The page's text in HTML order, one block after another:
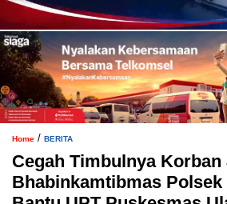
Home / BERITA
Cegah Timbulnya Korban
Bhabinkamtibmas Polsek